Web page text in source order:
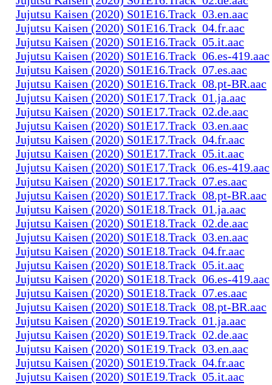
Jujutsu Kaisen (2020) S01E16.Track_03.en.aac
Jujutsu Kaisen (2020) S01E16.Track_04.fr.aac
Jujutsu Kaisen (2020) S01E16.Track_05.it.aac
Jujutsu Kaisen (2020) S01E16.Track_06.es-419.aac
Jujutsu Kaisen (2020) S01E16.Track_07.es.aac
Jujutsu Kaisen (2020) S01E16.Track_08.pt-BR.aac
Jujutsu Kaisen (2020) S01E17.Track_01.ja.aac
Jujutsu Kaisen (2020) S01E17.Track_02.de.aac
Jujutsu Kaisen (2020) S01E17.Track_03.en.aac
Jujutsu Kaisen (2020) S01E17.Track_04.fr.aac
Jujutsu Kaisen (2020) S01E17.Track_05.it.aac
Jujutsu Kaisen (2020) S01E17.Track_06.es-419.aac
Jujutsu Kaisen (2020) S01E17.Track_07.es.aac
Jujutsu Kaisen (2020) S01E17.Track_08.pt-BR.aac
Jujutsu Kaisen (2020) S01E18.Track_01.ja.aac
Jujutsu Kaisen (2020) S01E18.Track_02.de.aac
Jujutsu Kaisen (2020) S01E18.Track_03.en.aac
Jujutsu Kaisen (2020) S01E18.Track_04.fr.aac
Jujutsu Kaisen (2020) S01E18.Track_05.it.aac
Jujutsu Kaisen (2020) S01E18.Track_06.es-419.aac
Jujutsu Kaisen (2020) S01E18.Track_07.es.aac
Jujutsu Kaisen (2020) S01E18.Track_08.pt-BR.aac
Jujutsu Kaisen (2020) S01E19.Track_01.ja.aac
Jujutsu Kaisen (2020) S01E19.Track_02.de.aac
Jujutsu Kaisen (2020) S01E19.Track_03.en.aac
Jujutsu Kaisen (2020) S01E19.Track_04.fr.aac
Jujutsu Kaisen (2020) S01E19.Track_05.it.aac